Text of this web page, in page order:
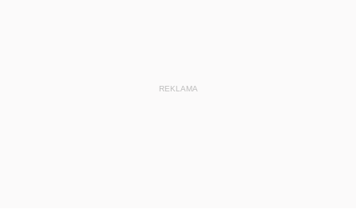
REKLAMA